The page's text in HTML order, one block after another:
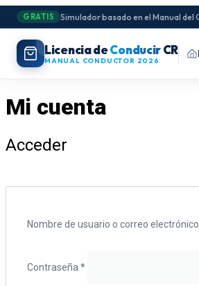
GRATIS Simulador basado en el Manual del
Licencia deConducirCR
MANUAL CONDUCTOR 2026
Mi cuenta
Acceder
Nombre de usuario o correo electrónico
Contraseña *